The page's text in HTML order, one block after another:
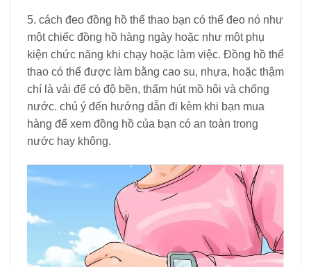
5. cách đeo đồng hồ thể thao bạn có thể đeo nó như
một chiếc đồng hồ hàng ngày hoặc như một phụ
kiện chức năng khi chạy hoặc làm việc. Đồng hồ thể
thao có thể được làm bằng cao su, nhựa, hoặc thậm
chí là vải để có độ bền, thấm hút mồ hôi và chống
nước. chú ý đến hướng dẫn đi kèm khi bạn mua
hàng để xem đồng hồ của bạn có an toàn trong
nước hay không.